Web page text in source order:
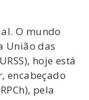
O mundo
União das
hoje está
encabeçado
pela